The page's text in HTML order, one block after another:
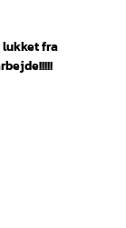
fra